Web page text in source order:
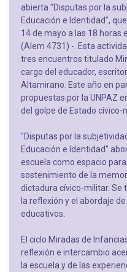
abierta "Disputas por la
Educación e Identidad",
14 de mayo a las 18 horas
(Alem 4731) -. Esta
tres encuentros titulado
cargo del educador,
Altamirano. Este año en
propuestas por la UNPAZ
del golpe de Estado cívico-
"Disputas por la
Educación e Identidad"
escuela como espacio
sostenimiento de la
dictadura cívico-militar. Se
la reflexión y el abordaje
educativos.
El ciclo Miradas de
reflexión e intercambio
la escuela y de las